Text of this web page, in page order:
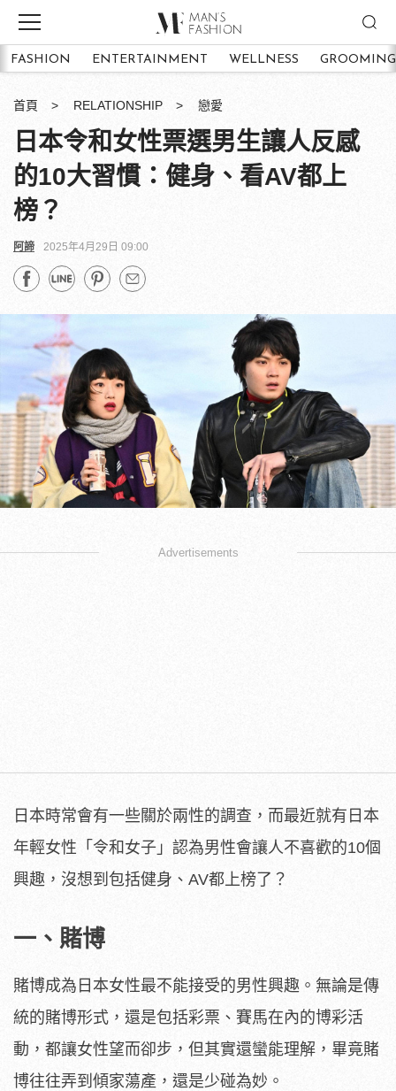
FASHION ENTERTAINMENT WELLNESS GROOMING
首頁 RELATIONSHIP 戀愛
日本令和女性票選男生讓人反感
的10大習慣：健身、看AV都上
榜？
阿諦 2025年4月29日 09:00
Advertisements
日本時常會有一些關於兩性的調查，而最近就有日本
年輕女性「令和女子」認為男性會讓人不喜歡的10個
興趣，沒想到包括健身、AV都上榜了？
一、賭博
賭博成為日本女性最不能接受的男性興趣。無論是傳
統的賭博形式，還是包括彩票、賽馬在內的博彩活
動，都讓女性望而卻步，但其實還蠻能理解，畢竟賭
博往往弄到傾家蕩產，還是少碰為妙。